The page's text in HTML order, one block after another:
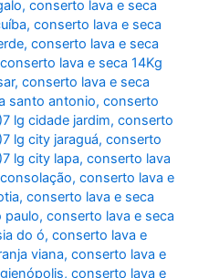
,conserto lava e seca
,conserto lava e seca
,conserto lava e seca
conserto lava e seca 14Kg
,conserto lava e seca
santo antonio,conserto
lg cidade jardim,conserto
lg city jaraguá,conserto
lg city lapa,conserto lava
,conserto lava e
,conserto lava e seca
paulo,conserto lava e seca
do ó,conserto lava e
viana,conserto lava e
,conserto lava e